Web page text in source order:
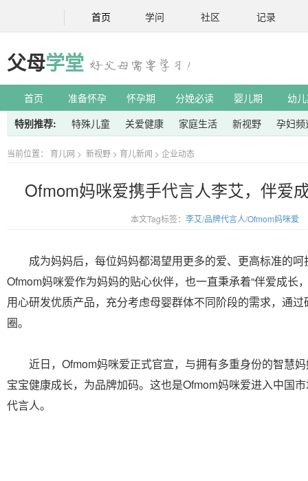
首页 学问 社区 记录
父母学堂
首页 准备怀孕 怀孕期 分娩必读 婴儿期
幼
特别推荐:
特殊儿童 关爱健康 家庭生活 新视野 孕妇频
当前位置： 育儿网 > 新视野 > 育儿新闻 > 企业动态
Ofmom妈咪爱携手代言人李艾，伴爱
本文Tag标签： 李艾/品牌代言人/Ofmom妈咪爱
成为妈妈后，每位妈妈都渴望用更多的爱、更高标准的呵
Ofmom妈咪爱作为妈妈的贴心伙伴，也一直秉承着“伴爱成长
用心研发优质产品，充分考虑母婴群体不同阶段的需求，通
圈。
近日，Ofmom妈咪爱正式官宣，与拥有多重身份的智慧妈
宝宝健康成长，为品牌加码。这也是Ofmom妈咪爱进入中国
代言人。